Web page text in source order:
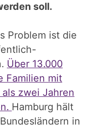
soll.
Problem ist die
Über 13.000
Familien mit
zwei Jahren
Hamburg hält
in